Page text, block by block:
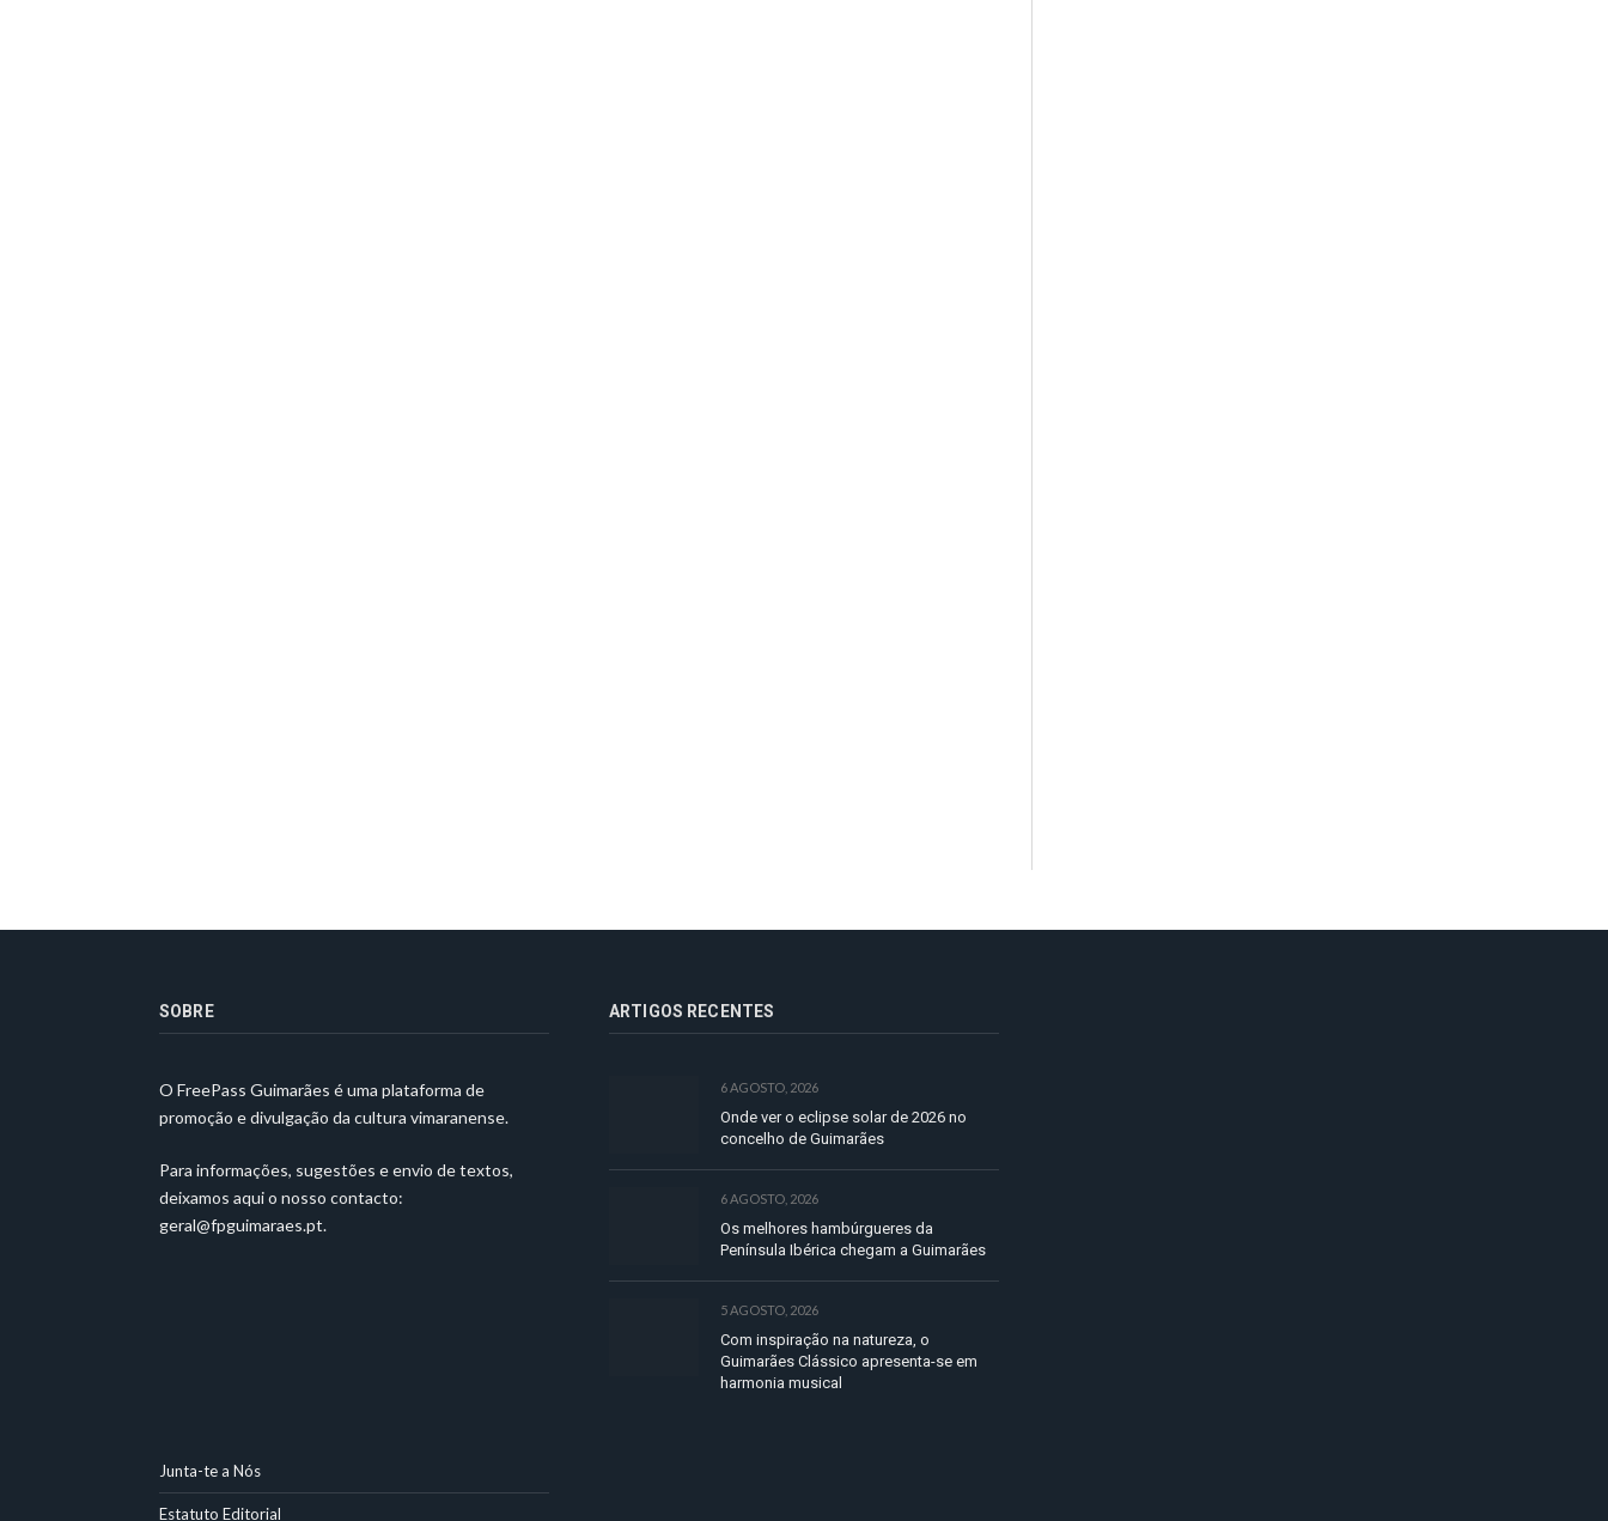
SOBRE
O FreePass Guimarães é uma plataforma de
promoção e divulgação da cultura vimaranense.
Para informações, sugestões e envio de textos,
deixamos aqui o nosso contacto:
geral@fpguimaraes.pt.
ARTIGOS RECENTES
6 AGOSTO, 2026
Onde ver o eclipse solar de 2026 no
concelho de Guimarães
6 AGOSTO, 2026
Os melhores hambúrgueres da
Península Ibérica chegam a Guimarães
5 AGOSTO, 2026
Com inspiração na natureza, o
Guimarães Clássico apresenta-se em
harmonia musical
Junta-te a Nós
Estatuto Editorial